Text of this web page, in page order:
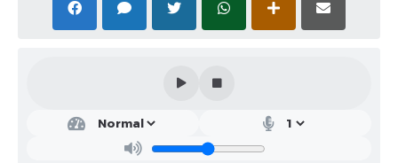
INOVA_SÃO MATEUS DO SUL
Chamamento Público para Artistas Locais
Agência do Trabalhador